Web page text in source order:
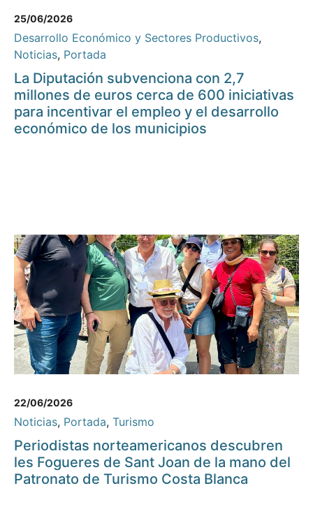
25/06/2026
Desarrollo Económico y Sectores Productivos,
Noticias, Portada
La Diputación subvenciona con 2,7
millones de euros cerca de 600 iniciativas
para incentivar el empleo y el desarrollo
económico de los municipios
22/06/2026
Noticias, Portada, Turismo
Periodistas norteamericanos descubren
les Fogueres de Sant Joan de la mano del
Patronato de Turismo Costa Blanca